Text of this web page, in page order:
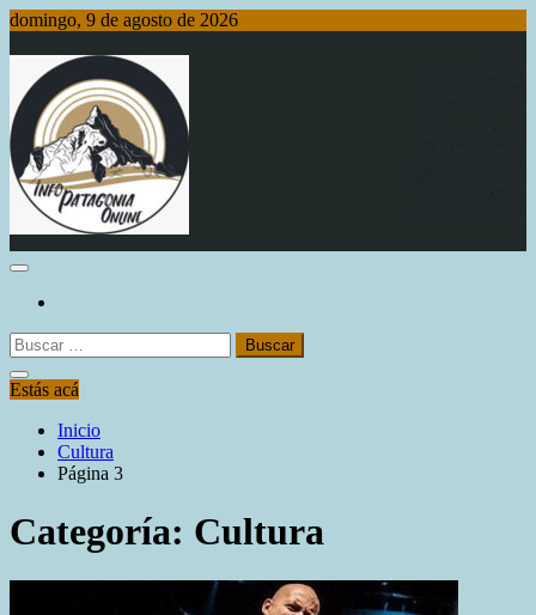
Saltar
contenido
domingo, 9 de agosto de 2026
Info Patagonia Online
Buscar:
Estás acá
Inicio
Cultura
Página 3
Categoría: Cultura